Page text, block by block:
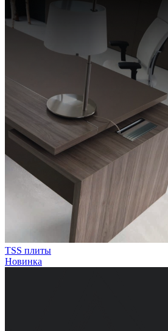
TSS плиты
Новинка